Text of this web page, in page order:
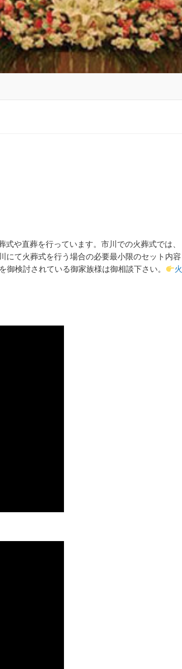
や直葬を行っています。市川での火葬式では、
にて火葬式を行う場合の必要最小限のセット内容
検討されている御家族様は御相談下さい。
火